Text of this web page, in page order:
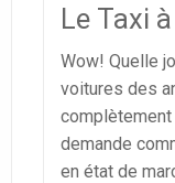
Le Taxi
Wow! Quelle
voitures des
complètement
demande
en état de